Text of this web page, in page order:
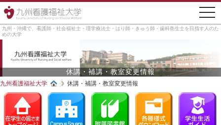
九州・沖縄で、看護師・社会福祉士・理学療法士・はり師・きゅう師・歯科衛生士を目指す人のた
めの大学
休講・補講・教室変更情報
九州看護福祉大学 休講・補講・教室変更情報